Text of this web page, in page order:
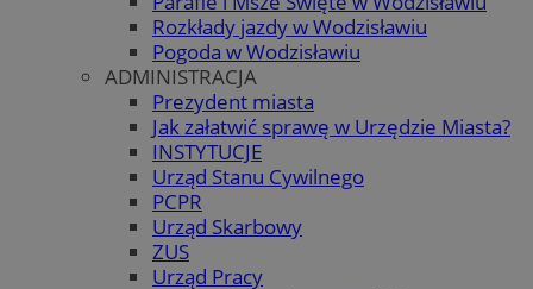
Rozkłady jazdy w Wodzisławiu
Pogoda w Wodzisławiu
ADMINISTRACJA
Prezydent miasta
Jak załatwić sprawę w Urzędzie Miasta?
INSTYTUCJE
Urząd Stanu Cywilnego
PCPR
Urząd Skarbowy
ZUS
Urząd Pracy